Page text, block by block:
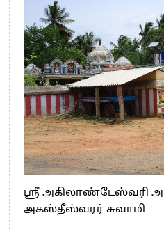
ஸ்ரீ அகிலாண்டேஸ்வரி
அகஸ்தீஸ்வரர் சுவாமி